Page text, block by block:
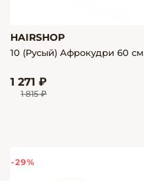
HAIRSHOP
10 (Русый) Афрокудри 60 см
1 271 ₽
1 815 ₽
-29%